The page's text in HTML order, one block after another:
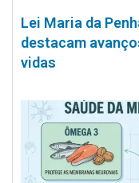
Lei Maria da
destacam
vidas